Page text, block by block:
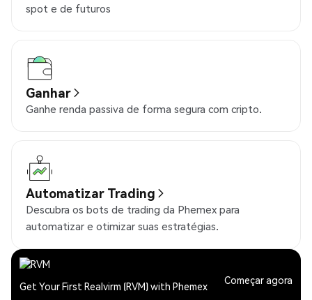
spot e de futuros
Ganhar
Ganhe renda passiva de forma segura com cripto.
Automatizar Trading
Descubra os bots de trading da Phemex para
automatizar e otimizar suas estratégias.
Get Your First Realvirm (RVM) with Phemex Começar agora